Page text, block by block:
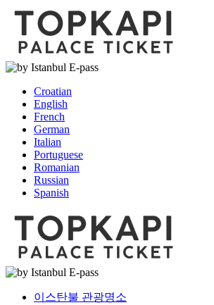
Croatian
English
French
German
Italian
Portuguese
Romanian
Russian
Spanish
이스탄불 관광명소